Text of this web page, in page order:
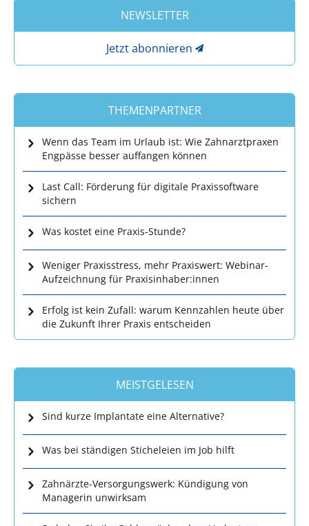
NEWSLETTER
Jetzt abonnieren
THEMENPARTNER
Wenn das Team im Urlaub ist: Wie Zahnarztpraxen
Engpässe besser auffangen können
Last Call: Förderung für digitale Praxissoftware
sichern
Was kostet eine Praxis-Stunde?
Weniger Praxisstress, mehr Praxiswert: Webinar-
Aufzeichnung für Praxisinhaber:innen
Erfolg ist kein Zufall: warum Kennzahlen heute über
die Zukunft Ihrer Praxis entscheiden
MEISTGELESEN
Sind kurze Implantate eine Alternative?
Was bei ständigen Sticheleien im Job hilft
Zahnärzte-Versorgungswerk: Kündigung von
Managerin unwirksam